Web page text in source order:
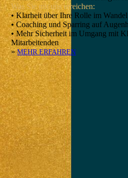
Was Sie mit uns erreichen:
• Klarheit über Ihre Rolle im Wandel
• Coaching und Sparring auf
• Mehr Sicherheit im Umgang mit
Mitarbeitenden
»MEHR ERFAHREN